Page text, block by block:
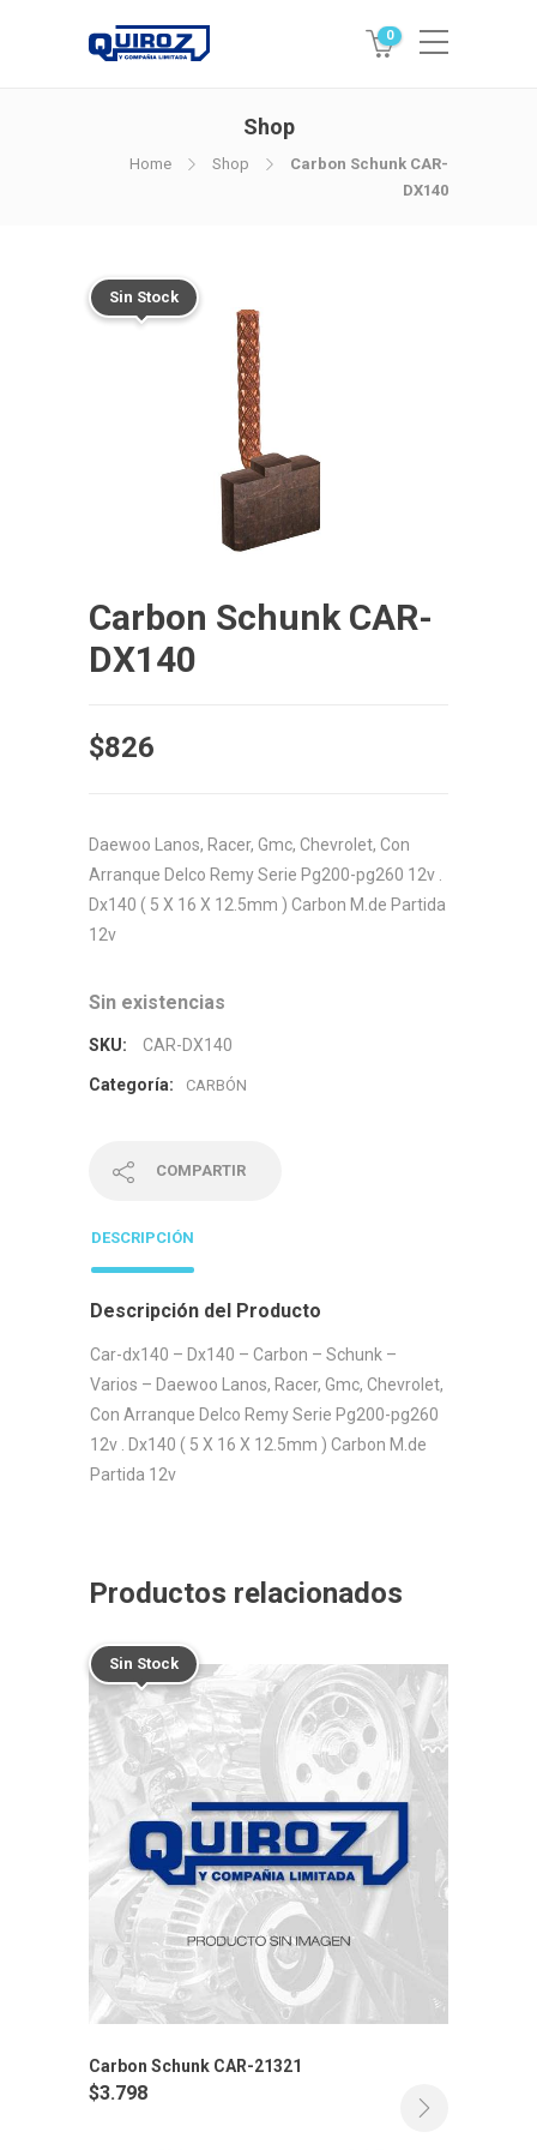
0
Shop
Home Shop
Carbon Schunk CAR-
DX140
Sin Stock
Carbon Schunk CAR-
DX140
$826
Daewoo Lanos, Racer, Gmc, Chevrolet, Con
Arranque Delco Remy Serie Pg200-pg260 12v .
Dx140 ( 5 X 16 X 12.5mm ) Carbon M.de Partida
12v
Sin existencias
SKU: CAR-DX140
Categoría: CARBÓN
COMPARTIR
DESCRIPCIÓN
Descripción del Producto
Car-dx140 – Dx140 – Carbon – Schunk –
Varios – Daewoo Lanos, Racer, Gmc, Chevrolet,
Con Arranque Delco Remy Serie Pg200-pg260
12v . Dx140 ( 5 X 16 X 12.5mm ) Carbon M.de
Partida 12v
Productos relacionados
Sin Stock
Carbon Schunk CAR-21321
$3.798